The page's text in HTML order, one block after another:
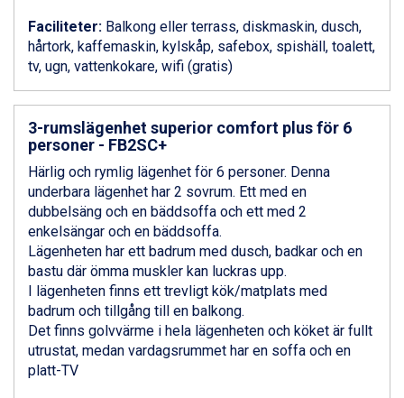
Wagrain från 7.095 kr.
Fieberbrunn från 9.645 kr.
Ischgl från 11.295 kr.
Val Thorens från 8.395 kr.
St. Anton från 11.245 kr.
Zell am See från 6.295 kr.
Canazei från 7.195 kr.
Livigno från 5.595 kr.
Ponte di Legno från 7.395 kr.
Bad Gastein från 6.295 kr.
Sauze dOulx från 6.145 kr.
Alleghe från 8.545 kr.
Arabba från 11.045 kr.
La Thuile från 7.045 kr.
Cervinia från 8.245 kr.
Passo Tonale från 5.895 kr.
Bad Hofgastein från 8.595 kr.
Saalbach från 9.445 kr.
Faciliteter: Balkong eller terrass, diskmaskin, dusch,
hårtork, kaffemaskin, kylskåp, safebox, spishäll, toalett,
tv, ugn, vattenkokare, wifi (gratis)
3-rumslägenhet superior comfort plus för 6
personer - FB2SC+
Härlig och rymlig lägenhet för 6 personer. Denna
underbara lägenhet har 2 sovrum. Ett med en
dubbelsäng och en bäddsoffa och ett med 2
enkelsängar och en bäddsoffa.
Lägenheten har ett badrum med dusch, badkar och en
bastu där ömma muskler kan luckras upp.
I lägenheten finns ett trevligt kök/matplats med
badrum och tillgång till en balkong.
Det finns golvvärme i hela lägenheten och köket är fullt
utrustat, medan vardagsrummet har en soffa och en
platt-TV